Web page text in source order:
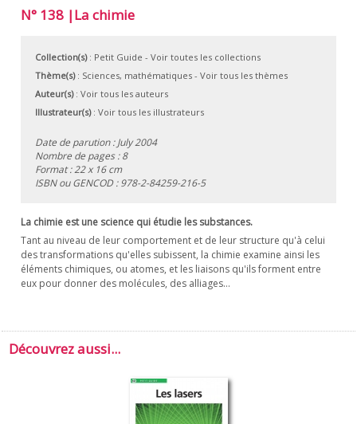
N° 138 |La chimie
Collection(s): Petit Guide - Voir toutes les collections
Thème(s): Sciences, mathématiques- Voir tous les thèmes
Auteur(s): Voir tous les auteurs
Illustrateur(s): Voir tous les illustrateurs
Date de parution : July 2004
Nombre de pages : 8
Format : 22 x 16 cm
ISBN ou GENCOD :978-2-84259-216-5
La chimie est une science qui étudie les substances.
Tant au niveau de leur comportement et de leur structure qu'à celui
des transformations qu'elles subissent, la chimie examine ainsi les
éléments chimiques, ou atomes, et les liaisons qu'ils forment entre
eux pour donner des molécules, des alliages...
Découvrez aussi...